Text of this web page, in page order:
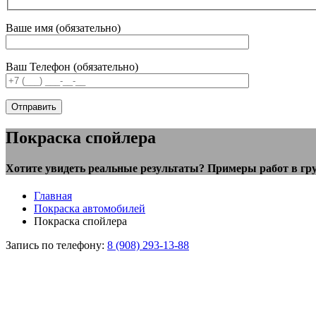
Ваше имя (обязательно)
Ваш Телефон (обязательно)
Покраска спойлера
Хотите увидеть реальные результаты? Примеры работ в
Главная
Покраска автомобилей
Покраска спойлера
Запись по телефону: 8 (908) 293-13-88